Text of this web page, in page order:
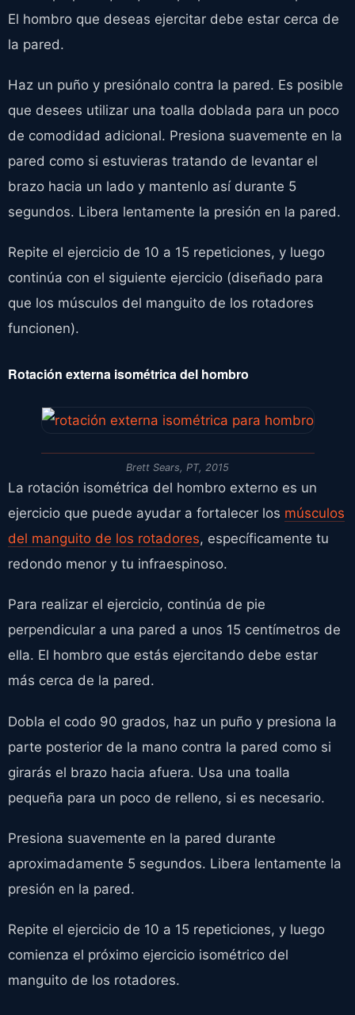
El hombro que deseas ejercitar debe estar cerca de
la pared.
Haz un puño y presiónalo contra la pared. Es posible
que desees utilizar una toalla doblada para un poco
de comodidad adicional. Presiona suavemente en la
pared como si estuvieras tratando de levantar el
brazo hacia un lado y mantenlo así durante 5
segundos. Libera lentamente la presión en la pared.
Repite el ejercicio de 10 a 15 repeticiones, y luego
continúa con el siguiente ejercicio (diseñado para
que los músculos del manguito de los rotadores
funcionen).
Rotación externa isométrica del hombro
Brett Sears, PT, 2015
La rotación isométrica del hombro externo es un
ejercicio que puede ayudar a fortalecer los músculos
del manguito de los rotadores, específicamente tu
redondo menor y tu infraespinoso.
Para realizar el ejercicio, continúa de pie
perpendicular a una pared a unos 15 centímetros de
ella. El hombro que estás ejercitando debe estar
más cerca de la pared.
Dobla el codo 90 grados, haz un puño y presiona la
parte posterior de la mano contra la pared como si
girarás el brazo hacia afuera. Usa una toalla
pequeña para un poco de relleno, si es necesario.
Presiona suavemente en la pared durante
aproximadamente 5 segundos. Libera lentamente la
presión en la pared.
Repite el ejercicio de 10 a 15 repeticiones, y luego
comienza el próximo ejercicio isométrico del
manguito de los rotadores.